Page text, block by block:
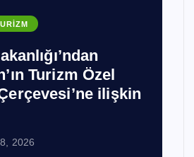
Turizm Özel
ilişkin
2026